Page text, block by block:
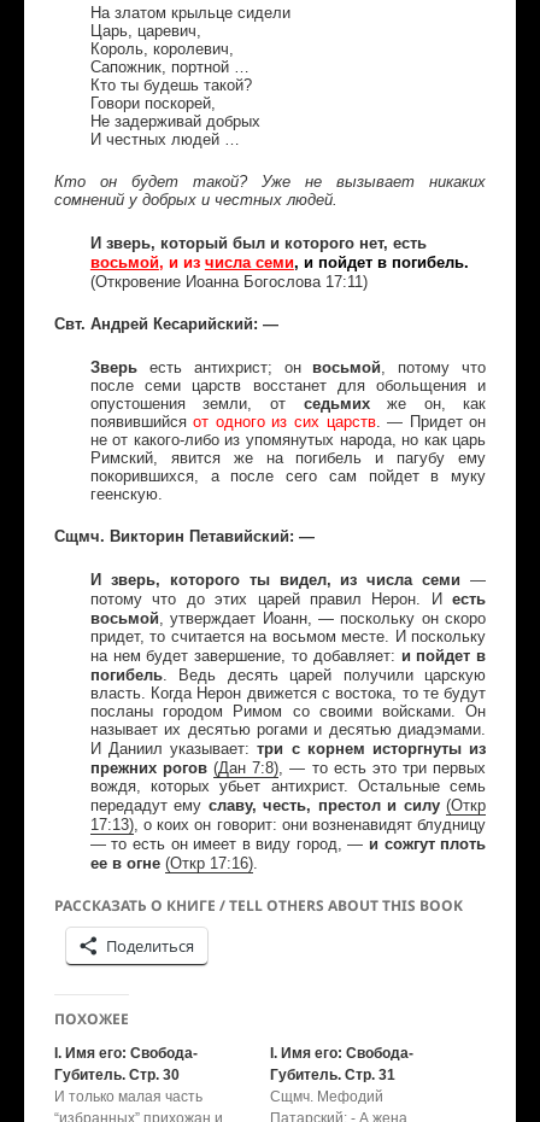
На златом крыльце сидели
Царь, царевич,
Король, королевич,
Сапожник, портной …
Кто ты будешь такой?
Говори поскорей,
Не задерживай добрых
И честных людей …
Кто он будет такой? Уже не вызывает никаких
сомнений у добрых и честных людей.
И зверь, который был и которого нет, есть
восьмой, и из числа семи, и пойдет в погибель.
(Откровение Иоанна Богослова 17:11)
Свт. Андрей Кесарийский: —
Зверьесть антихрист; он восьмой, потому что
после семи царств восстанет для обольщения и
опустошения земли, от седьмихже он, как
появившийсяот одного из сих царств. — Придет он
не от какого-либо из упомянутых народа, но как царь
Римский, явится же на погибель и пагубу ему
покорившихся, а после сего сам пойдет в муку
геенскую.
Сщмч. Викторин Петавийский: —
И зверь, которого ты видел, из числа семи —
потому что до этих царей правил Нерон. Иесть
восьмой, утверждает Иоанн, — поскольку он скоро
придет, то считается на восьмом месте. И поскольку
на нем будет завершение, то добавляет: и пойдет в
погибель. Ведь десять царей получили царскую
власть. Когда Нерон движется с востока, то те будут
посланы городом Римом со своими войсками. Он
называет их десятью рогами и десятью диадэмами.
И Даниил указывает:три с корнем исторгнуты из
прежних рогов (Дан 7:8), — то есть это три первых
вождя, которых убьет антихрист. Остальные семь
передадут ему славу, честь, престол и силу (Откр
17:13), о коих он говорит: они возненавидят блудницу
— то есть он имеет в виду город, — и сожгут плоть
ее в огне (Откр17:16).
РАССКАЗАТЬ О КНИГЕ / TELL OTHERS ABOUT THIS BOOK
Поделиться
ПОХОЖЕЕ
I. Имя его: Свобода-
Губитель. Стр. 30
И только малая часть
I. Имя его: Свобода-
Губитель. Стр. 31
Сщмч. Мефодий